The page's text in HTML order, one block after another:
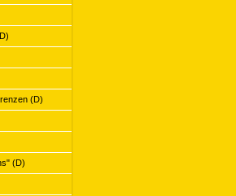
(D)
(D)